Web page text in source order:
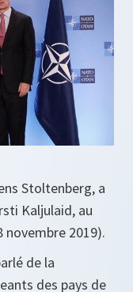
Stoltenberg, a
Kaljulaid, au
novembre 2019).
de la
des pays de